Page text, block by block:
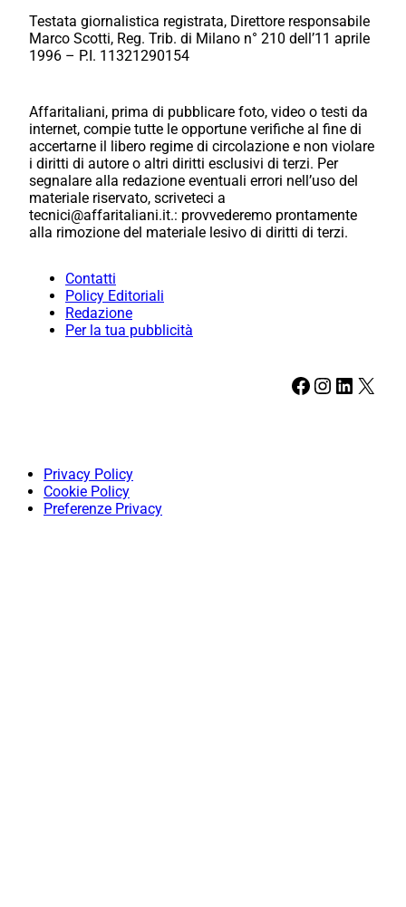
Testata giornalistica registrata, Direttore responsabile
Marco Scotti, Reg. Trib. di Milano n° 210 dell’11 aprile
1996 – P.I. 11321290154
Affaritaliani, prima di pubblicare foto, video o testi da
internet, compie tutte le opportune verifiche al fine di
accertarne il libero regime di circolazione e non violare
i diritti di autore o altri diritti esclusivi di terzi. Per
segnalare alla redazione eventuali errori nell’uso del
materiale riservato, scriveteci a
tecnici@affaritaliani.it.: provvederemo prontamente
alla rimozione del materiale lesivo di diritti di terzi.
Contatti
Policy Editoriali
Redazione
Per la tua pubblicità
Facebook Instagram LinkedIn X
Privacy Policy
Cookie Policy
Preferenze Privacy